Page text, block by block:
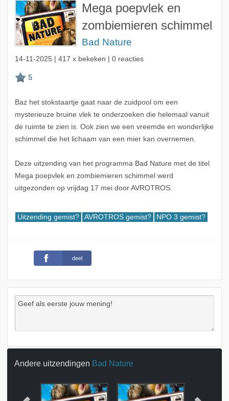
Mega poepvlek en
zombiemieren schimmel
Bad Nature
14-11-2025 | 417 x bekeken | 0 reacties
Baz het stokstaartje gaat naar de zuidpool om een
mysterieuze bruine vlek te onderzoeken die helemaal vanuit
de ruimte te zien is. Ook zien we een vreemde en wonderlijke
schimmel die het lichaam van een mier kan overnemen.
Deze uitzending van het programma Bad Nature met de titel
Mega poepvlek en zombiemieren schimmel werd
uitgezonden op vrijdag 17 mei door AVROTROS.
Uitzending gemist? AVROTROS gemist? NPO 3 gemist?
deel
Andere uitzendingen Bad Nature